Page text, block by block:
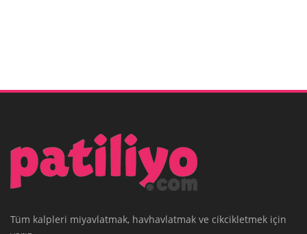
Tüm kalpleri miyavlatmak, havhavlatmak ve cikcikletmek için